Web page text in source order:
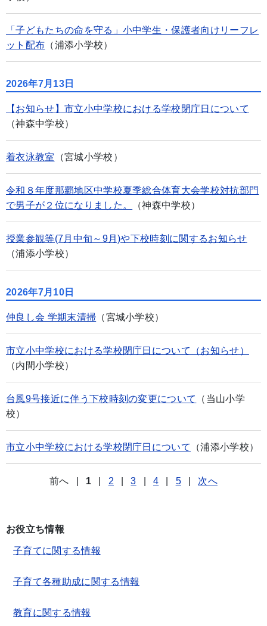
「子どもたちの命を守る」小中学生・保護者向けリーフレ
ット配布 （浦添小学校）
2026年7月13日
【お知らせ】市立小中学校における学校閉庁日について
（神森中学校）
着衣泳教室 （宮城小学校）
令和８年度那覇地区中学校夏季総合体育大会学校対抗部門
で男子が２位になりました。
（神森中学校）
授業参観等(7月中旬～9月)や下校時刻に関するお知らせ
（浦添小学校）
2026年7月10日
仲良し会 学期末清掃 （宮城小学校）
市立小中学校における学校閉庁日について（お知らせ）
（内間小学校）
台風9号接近に伴う下校時刻の変更について
（当山小学
校）
市立小中学校における学校閉庁日について （浦添小学校）
前へ 1 2 3 4 5 次へ
お役立ち情報
子育てに関する情報
子育て各種助成に関する情報
教育に関する情報